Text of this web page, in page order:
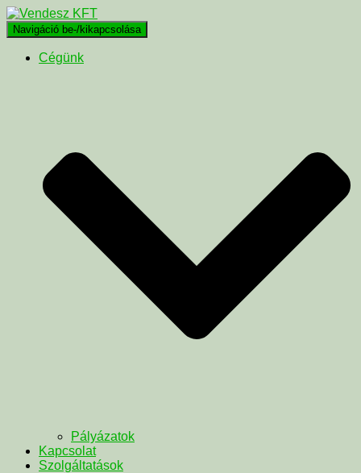
Navigáció be-/kikapcsolása
Cégünk
Pályázatok
Kapcsolat
Szolgáltatások